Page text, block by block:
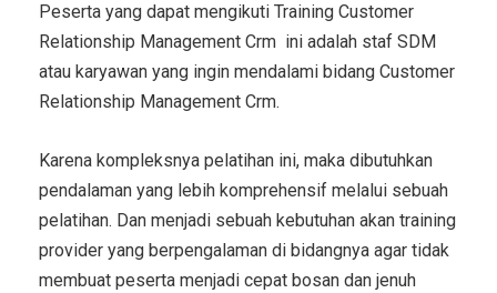
Peserta yang dapat mengikuti Training Customer
Relationship Management Crm ini adalah staf SDM
atau karyawan yang ingin mendalami bidang Customer
Relationship Management Crm.
Karena kompleksnya pelatihan ini, maka dibutuhkan
pendalaman yang lebih komprehensif melalui sebuah
pelatihan. Dan menjadi sebuah kebutuhan akan training
provider yang berpengalaman di bidangnya agar tidak
membuat peserta menjadi cepat bosan dan jenuh